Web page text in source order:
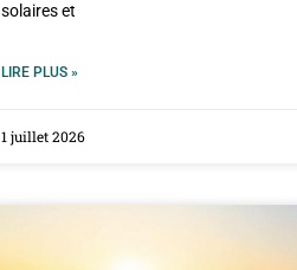
solaires et
LIRE PLUS »
1 juillet 2026